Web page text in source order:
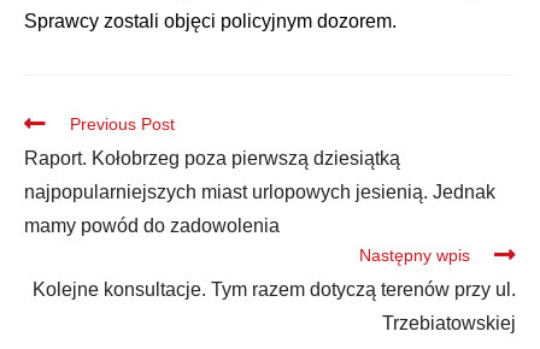
Sprawcy zostali objęci policyjnym dozorem.
Previous Post
Raport. Kołobrzeg poza pierwszą dziesiątką
najpopularniejszych miast urlopowych jesienią. Jednak
mamy powód do zadowolenia
Następny wpis
Kolejne konsultacje. Tym razem dotyczą terenów przy ul.
Trzebiatowskiej